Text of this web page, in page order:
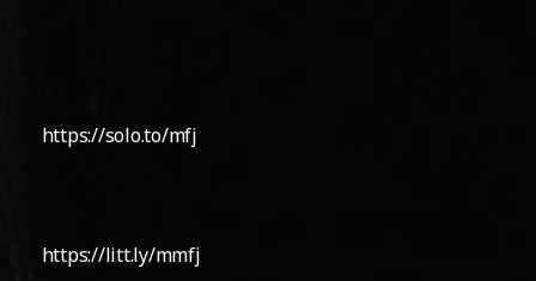
https://solo.to/mfj
https://litt.ly/mmfj